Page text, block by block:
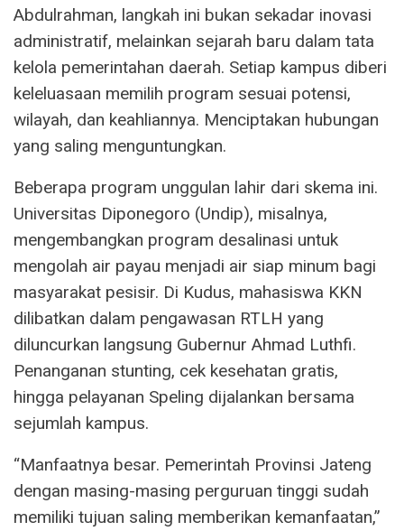
Abdulrahman, langkah ini bukan sekadar inovasi
administratif, melainkan sejarah baru dalam tata
kelola pemerintahan daerah. Setiap kampus diberi
keleluasaan memilih program sesuai potensi,
wilayah, dan keahliannya. Menciptakan hubungan
yang saling menguntungkan.
Beberapa program unggulan lahir dari skema ini.
Universitas Diponegoro (Undip), misalnya,
mengembangkan program desalinasi untuk
mengolah air payau menjadi air siap minum bagi
masyarakat pesisir. Di Kudus, mahasiswa KKN
dilibatkan dalam pengawasan RTLH yang
diluncurkan langsung Gubernur Ahmad Luthfi.
Penanganan stunting, cek kesehatan gratis,
hingga pelayanan Speling dijalankan bersama
sejumlah kampus.
“Manfaatnya besar. Pemerintah Provinsi Jateng
dengan masing-masing perguruan tinggi sudah
memiliki tujuan saling memberikan kemanfaatan,”